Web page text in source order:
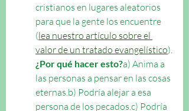
cristianos en lugares aleatorios
para que la gente los encuentre
(lea nuestro artículo sobre el
valor de un tratado evangelístico).
¿Por qué hacer esto?a) Anima a
las personas a pensar en las cosas
eternas.b) Podría alejar a esa
persona de los pecados.c) Podría